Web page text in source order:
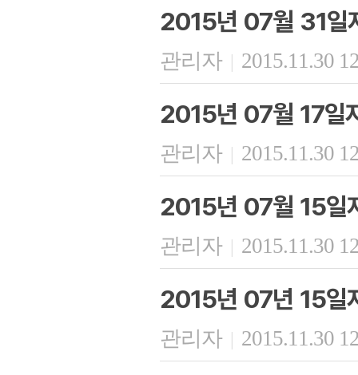
2015년 07월 31일
관리자 | 2015.11.30
2015년 07월 17일
관리자 | 2015.11.30
2015년 07월 15일
관리자 | 2015.11.30
2015년 07년 15일
관리자 | 2015.11.30